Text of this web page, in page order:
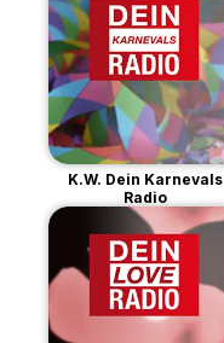
K.W. Dein Karnevals
Radio